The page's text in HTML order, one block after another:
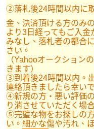
②落札後24時間以内に
金、決済頂ける方のみ
より3日経ってもご入
みなし、落札者の都合
さい。
（Yahooオークション
きます）
③到着後24時間以内。
連絡頂きましたら幸い
④新規の方・悪い評価
り消させていただく場
⑤完璧な物をお探しの
い。細かな傷や汚れ、